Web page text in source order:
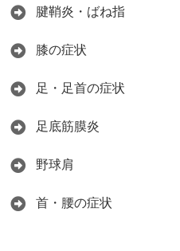
腱鞘炎・ばね指
膝の症状
足・足首の症状
足底筋膜炎
野球肩
首・腰の症状